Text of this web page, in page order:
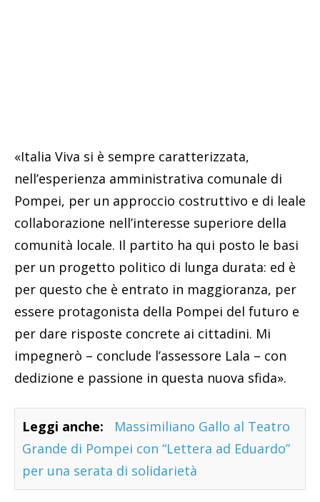
«Italia Viva si è sempre caratterizzata,
nell’esperienza amministrativa comunale di
Pompei, per un approccio costruttivo e di leale
collaborazione nell’interesse superiore della
comunità locale. Il partito ha qui posto le basi
per un progetto politico di lunga durata: ed è
per questo che è entrato in maggioranza, per
essere protagonista della Pompei del futuro e
per dare risposte concrete ai cittadini. Mi
impegnerò – conclude l’assessore Lala – con
dedizione e passione in questa nuova sfida».
Leggi anche:
Massimiliano Gallo al Teatro
Grande di Pompei con “Lettera ad Eduardo”
per una serata di solidarietà